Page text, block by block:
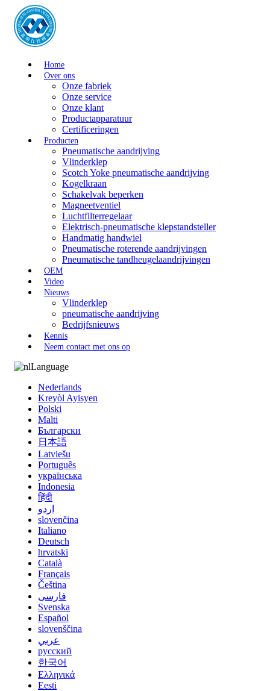
Home
Over ons
Onze fabriek
Onze service
Onze klant
Productapparatuur
Certificeringen
Producten
Pneumatische aandrijving
Vlinderklep
Scotch Yoke pneumatische aandrijving
Kogelkraan
Schakelvak beperken
Magneetventiel
Luchtfilterregelaar
Elektrisch-pneumatische klepstandsteller
Handmatig handwiel
Pneumatische roterende aandrijvingen
Pneumatische tandheugelaandrijvingen
OEM
Video
Nieuws
Vlinderklep
pneumatische aandrijving
Bedrijfsnieuws
Kennis
Neem contact met ons op
Language
Nederlands
Kreyòl Ayisyen
Polski
Malti
Български
日本語
Latviešu
Português
українська
Indonesia
हिंदी
اردو
slovenčina
Italiano
Deutsch
hrvatski
Català
Français
Čeština
فارسی
Svenska
Español
slovenščina
عربي
русский
한국어
Ελληνικά
Eesti